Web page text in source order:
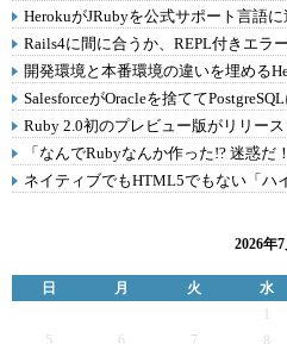
HerokuがJRubyを公式サポート言語に
Rails4に間に合うか、REPL付きエラ
開発環境と本番環境の違いを埋める
SalesforceがOracleを捨てて
Ruby 2.0初のプレビュー版がリリー
「なんでRubyなんか作った!? 迷惑だ
ネイティブでもHTML5でもない「ハ
2026年7
日 月 火 水